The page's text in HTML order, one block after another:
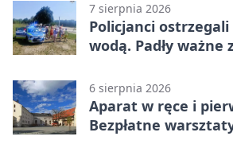
7 sierpnia 2026
Policjanci ostrzegali
wodą. Padły ważne
6 sierpnia 2026
Aparat w ręce i
Bezpłatne